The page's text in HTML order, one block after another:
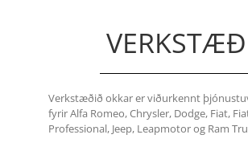
Verkstæðið okkar er viðurkennt
fyrir Alfa Romeo, Chrysler, Dodge, Fiat,
Professional, Jeep, Leapmotor og Ram